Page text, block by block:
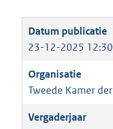
23-12-2025 12:30
Tweede Kamer